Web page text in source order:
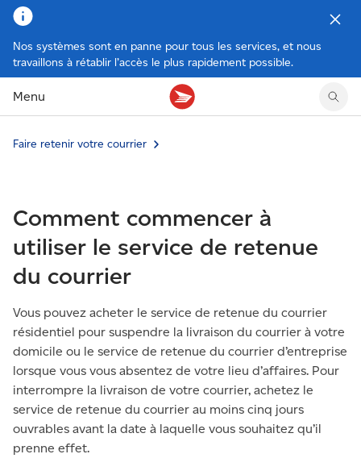
Nos systèmes sont en panne pour tous les services, et nous
travaillons à rétablir l’accès le plus rapidement possible.
Menu
Tarifs des timbres
Tarifs d'affranchissement
Créer une étiquette
Conseils d’expédition
Suivre un envoi
Réacheminer du courrier
Aperçu de votre courrier
Compte MonArgent Postes Canada
Transferts de fonds
Mandats-poste
Voir les nouveaux timbres
Voir les nouvelles pièces
Récits sur nos timbres
Faire retenir votre courrier
Comment commencer à
utiliser le service de retenue
du courrier
Vous pouvez acheter le service de retenue du courrier
résidentiel pour suspendre la livraison du courrier à votre
domicile ou le service de retenue du courrier d’entreprise
lorsque vous vous absentez de votre lieu d’affaires. Pour
interrompre la livraison de votre courrier, achetez le
service de retenue du courrier au moins cinq jours
ouvrables avant la date à laquelle vous souhaitez qu’il
prenne effet.